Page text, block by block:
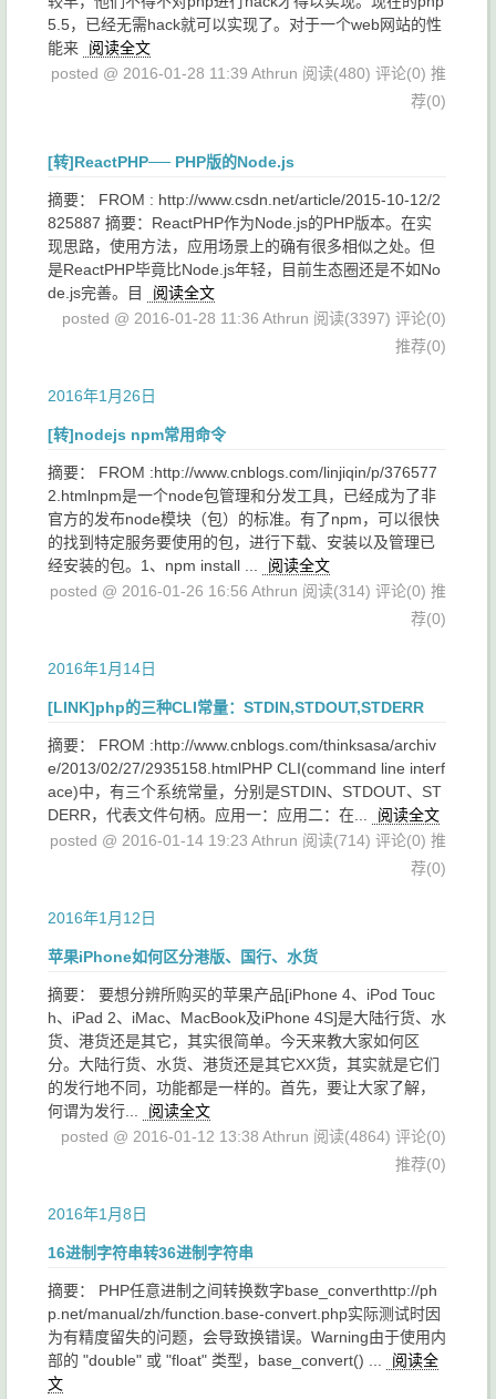
5.5，已经无需hack就可以实现了。对于一个web网站的性
能来
阅读全文
posted @ 2016-01-28 11:39 Athrun 阅读(480) 评论(0) 推
荐(0)
[转]ReactPHP── PHP版的Node.js
摘要： FROM : http://www.csdn.net/article/2015-10-12/2
825887 摘要：ReactPHP作为Node.js的PHP版本。在实
现思路，使用方法，应用场景上的确有很多相似之处。但
是ReactPHP毕竟比Node.js年轻，目前生态圈还是不如No
de.js完善。目
阅读全文
posted @ 2016-01-28 11:36 Athrun 阅读(3397) 评论(0)
推荐(0)
2016年1月26日
[转]nodejs npm常用命令
摘要： FROM :http://www.cnblogs.com/linjiqin/p/376577
2.htmlnpm是一个node包管理和分发工具，已经成为了非
官方的发布node模块（包）的标准。有了npm，可以很快
的找到特定服务要使用的包，进行下载、安装以及管理已
经安装的包。1、npm install ...
阅读全文
posted @ 2016-01-26 16:56 Athrun 阅读(314) 评论(0) 推
荐(0)
2016年1月14日
[LINK]php的三种CLI常量：STDIN,STDOUT,STDERR
摘要： FROM :http://www.cnblogs.com/thinksasa/archiv
e/2013/02/27/2935158.htmlPHP CLI(command line interf
ace)中，有三个系统常量，分别是STDIN、STDOUT、ST
DERR，代表文件句柄。应用一：应用二：在...
阅读全文
posted @ 2016-01-14 19:23 Athrun 阅读(714) 评论(0) 推
荐(0)
2016年1月12日
苹果iPhone如何区分港版、国行、水货
摘要： 要想分辨所购买的苹果产品[iPhone 4、iPod Touc
h、iPad 2、iMac、MacBook及iPhone 4S]是大陆行货、水
货、港货还是其它，其实很简单。今天来教大家如何区
分。大陆行货、水货、港货还是其它XX货，其实就是它们
的发行地不同，功能都是一样的。首先，要让大家了解，
何谓为发行...
阅读全文
posted @ 2016-01-12 13:38 Athrun 阅读(4864) 评论(0)
推荐(0)
2016年1月8日
16进制字符串转36进制字符串
摘要： PHP任意进制之间转换数字base_converthttp://ph
p.net/manual/zh/function.base-convert.php实际测试时因
为有精度留失的问题，会导致换错误。Warning由于使用内
部的 "double" 或 "float" 类型，base_convert() ...
阅读全
文